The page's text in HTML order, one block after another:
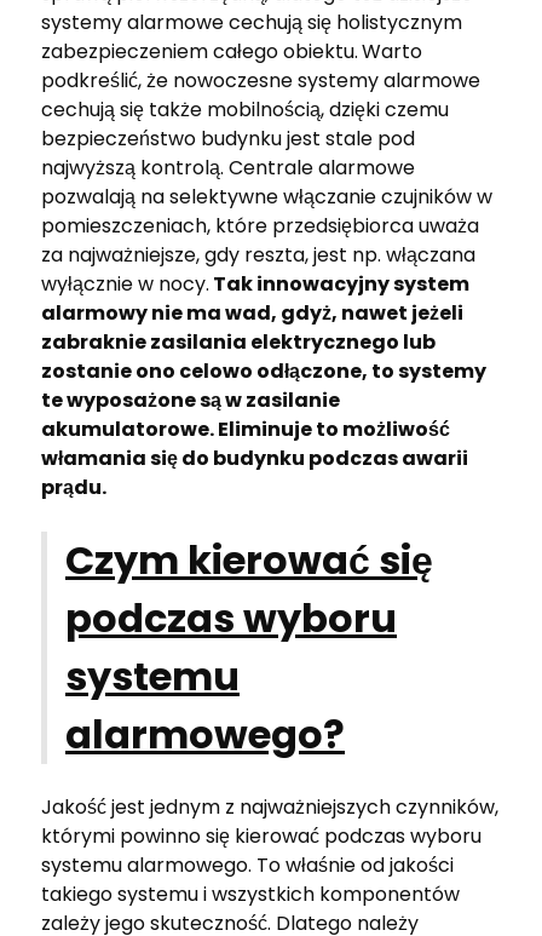
systemy alarmowe cechują się holistycznym
zabezpieczeniem całego obiektu.Warto
podkreślić, że nowoczesne systemy alarmowe
cechują się także mobilnością, dzięki czemu
bezpieczeństwo budynku jest stale pod
najwyższą kontrolą. Centrale alarmowe
pozwalają na selektywne włączanie czujników w
pomieszczeniach, które przedsiębiorca uważa
za najważniejsze, gdy reszta, jest np. włączana
wyłącznie w nocy. Tak innowacyjny system
alarmowy nie ma wad, gdyż, nawet jeżeli
zabraknie zasilania elektrycznego lub
zostanie ono celowo odłączone, to systemy
te wyposażone są w zasilanie
akumulatorowe. Eliminuje to możliwość
włamania się do budynku podczas awarii
prądu.
Czym kierować się
podczas wyboru
systemu
alarmowego?
Jakość jest jednym z najważniejszych czynników,
którymi powinno się kierować podczas wyboru
systemu alarmowego. To właśnie od jakości
takiego systemu i wszystkich komponentów
zależy jego skuteczność. Dlatego należy